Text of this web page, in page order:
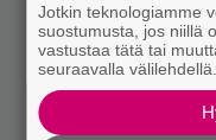
Jotkin teknologiamme
suostumusta, jos niillä
vastustaa tätä tai
seuraavalla välilehdellä.